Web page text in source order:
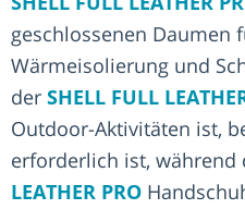
geschlossenen Daumen
Wärmeisolierung und
der SHELL FULL
Outdoor-Aktivitäten ist,
erforderlich ist, während
LEATHER PRO